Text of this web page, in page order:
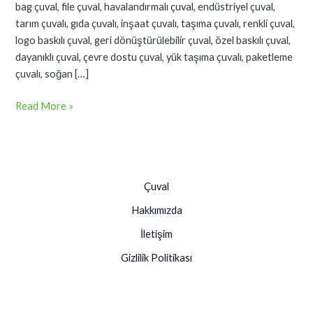
bag çuval, file çuval, havalandırmalı çuval, endüstriyel çuval,
tarım çuvalı, gıda çuvalı, inşaat çuvalı, taşıma çuvalı, renkli çuval,
logo baskılı çuval, geri dönüştürülebilir çuval, özel baskılı çuval,
dayanıklı çuval, çevre dostu çuval, yük taşıma çuvalı, paketleme
çuvalı, soğan […]
Read More »
Çuval
Hakkımızda
İletişim
Gizlilik Politikası